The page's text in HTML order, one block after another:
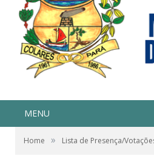
MENU
Home » Lista de Presença/